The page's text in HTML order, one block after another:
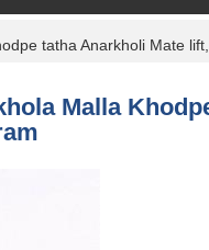
tatha Anarkholi
Malla